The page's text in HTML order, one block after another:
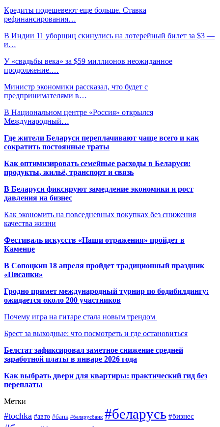
Кредиты подешевеют еще больше. Ставка
рефинансирования…
В Индии 11 уборщиц скинулись на лотерейный билет за $3 —
и…
У «свадьбы века» за $59 миллионов неожиданное
продолжение.…
Министр экономики рассказал, что будет с
предпринимателями в…
В Национальном центре «Россия» открылся
Международный…
Где жители Беларуси переплачивают чаще всего и как
сократить постоянные траты
Как оптимизировать семейные расходы в Беларуси:
продукты, жильё, транспорт и связь
В Беларуси фиксируют замедление экономики и рост
давления на бизнес
Как экономить на повседневных покупках без снижения
качества жизни
Фестиваль искусств «Наши отражения» пройдет в
Каменце
В Сопоцкин 18 апреля пройдет традиционный праздник
«Писанки»
Гродно примет международный турнир по бодибилдингу:
ожидается около 200 участников
Почему игра на гитаре стала новым трендом
Брест за выходные: что посмотреть и где остановиться
Белстат зафиксировал заметное снижение средней
заработной платы в январе 2026 года
Как выбрать двери для квартиры: практический гид без
переплаты
Метки
#tochka #авто #банк #беларусбанк #беларусь #бизнес